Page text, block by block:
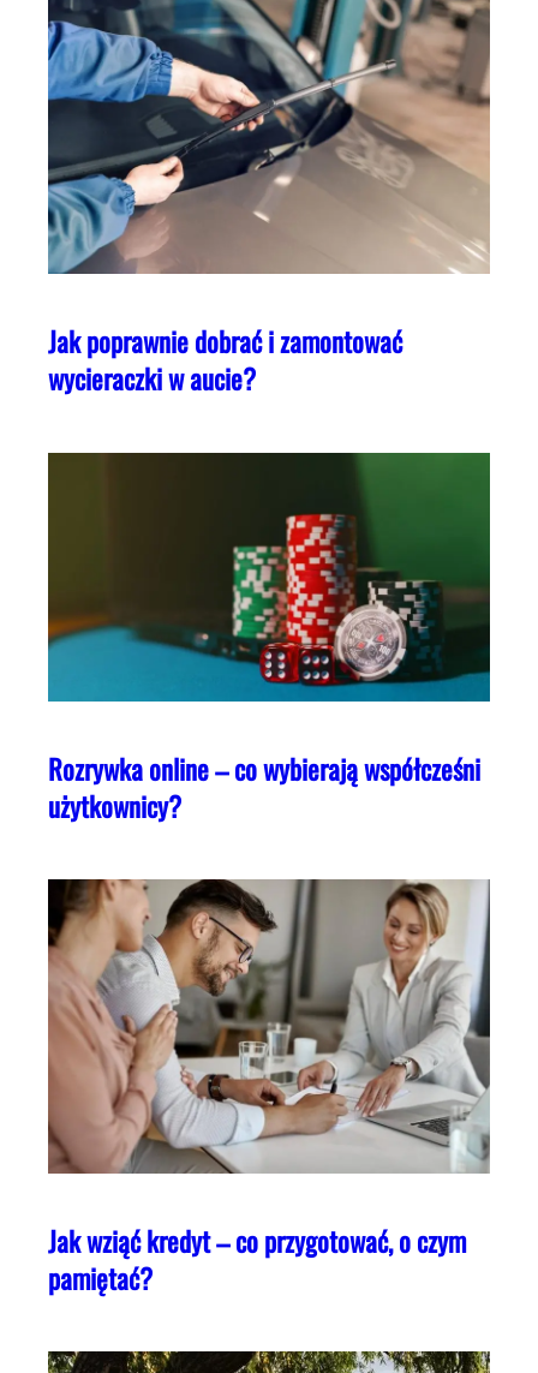
Jak poprawnie dobrać i zamontować
wycieraczki w aucie?
Rozrywka online – co wybierają współcześni
użytkownicy?
Jak wziąć kredyt – co przygotować, o czym
pamiętać?